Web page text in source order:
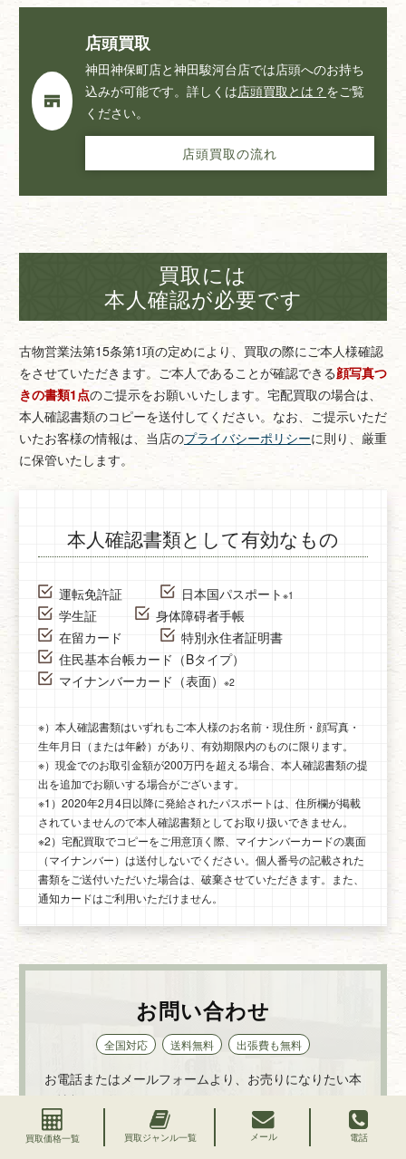
買取価格一覧 買取ジャンル一覧 メール 電話
店頭買取
神田神保町店と神田駿河台店では店頭へのお持ち
込みが可能です。詳しくは店頭買取とは？ をご覧
ください。
店頭買取の流れ
買取には
本人確認が必要です
古物営業法第15条第1項の定めにより、買取の際にご本人様確認
をさせていただきます。 ご本人であることが確認できる顔写真つ
きの書類1点のご提示をお願いいたします。 宅配買取の場合は、
本人確認書類のコピーを送付してください。 なお、ご提示いただ
いたお客様の情報は、当店のプライバシーポリシーに則り、厳重
に保管いたします。
本人確認書類として有効なもの
運転免許証 日本国パスポート ※1
学生証
身体障碍者手帳
在留カード
特別永住者証明書
住民基本台帳カード（Bタイプ）
マイナンバーカード（表面） ※2
※）本人確認書類はいずれもご本人様のお名前・現住所・顔写真・
生年月日（または年齢）があり、有効期限内のものに限ります。
※）現金でのお取引金額が200万円を超える場合、本人確認書類の提
出を追加でお願いする場合がございます。
※1）2020年2月4日以降に発給されたパスポートは、住所欄が掲載
されていませんので本人確認書類としてお取り扱いできません。
※2）宅配買取でコピーをご用意頂く際、マイナンバーカードの裏面
（マイナンバー）は送付しないでください。個人番号の記載された
書類をご送付いただいた場合は、破棄させていただきます。また、
通知カードはご利用いただけません。
お問い合わせ
全国対応 送料無料 出張費も無料
お電話またはメールフォームより、お売りになりたい本
の情報をお知らせください。
大よその査定額をお伝え致します。